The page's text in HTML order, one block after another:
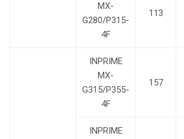
MX-
G280/P315-
4F
113
INPRIME
MX-
G315/P355-
4F
157
INPRIME